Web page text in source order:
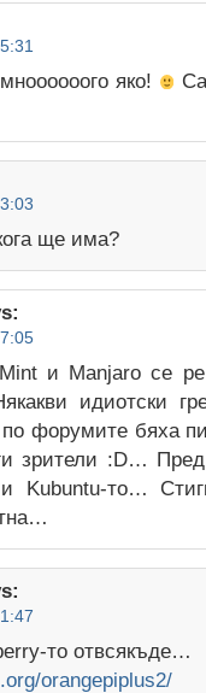
яко!
ще има?
и Manjaro се
идиотски
форумите бяха
зрители :D…
Kubuntu-то…
то отвсякъде…
orangepiplus2/